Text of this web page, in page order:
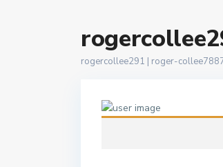
rogercollee291 | roger-